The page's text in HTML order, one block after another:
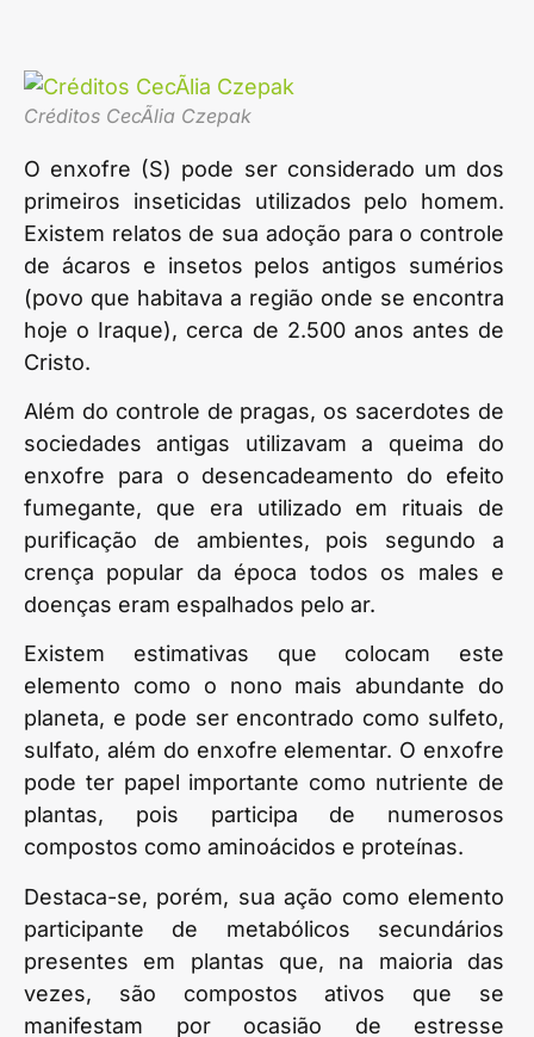
Créditos CecÃ­lia Czepak
O enxofre (S) pode ser considerado um dos
primeiros inseticidas utilizados pelo homem.
Existem relatos de sua adoção para o controle
de ácaros e insetos pelos antigos sumérios
(povo que habitava a região onde se encontra
hoje o Iraque), cerca de 2.500 anos antes de
Cristo.
Além do controle de pragas, os sacerdotes de
sociedades antigas utilizavam a queima do
enxofre para o desencadeamento do efeito
fumegante, que era utilizado em rituais de
purificação de ambientes, pois segundo a
crença popular da época todos os males e
doenças eram espalhados pelo ar.
Existem estimativas que colocam este
elemento como o nono mais abundante do
planeta, e pode ser encontrado como sulfeto,
sulfato, além do enxofre elementar. O enxofre
pode ter papel importante como nutriente de
plantas, pois participa de numerosos
compostos como aminoácidos e proteínas.
Destaca-se, porém, sua ação como elemento
participante de metabólicos secundários
presentes em plantas que, na maioria das
vezes, são compostos ativos que se
manifestam por ocasião de estresse